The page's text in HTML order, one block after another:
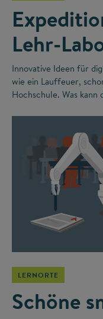
Lehr-
Innovative Ideen für
wie ein Lauffeuer,
Hochschule. Was
LERNORTE
Schöne